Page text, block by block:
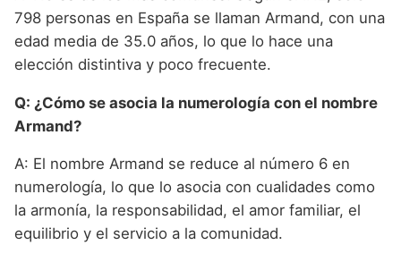
798 personas en España se llaman Armand, con una
edad media de 35.0 años, lo que lo hace una
elección distintiva y poco frecuente.
Q: ¿Cómo se asocia la numerología con el nombre
Armand?
A: El nombre Armand se reduce al número 6 en
numerología, lo que lo asocia con cualidades como
la armonía, la responsabilidad, el amor familiar, el
equilibrio y el servicio a la comunidad.